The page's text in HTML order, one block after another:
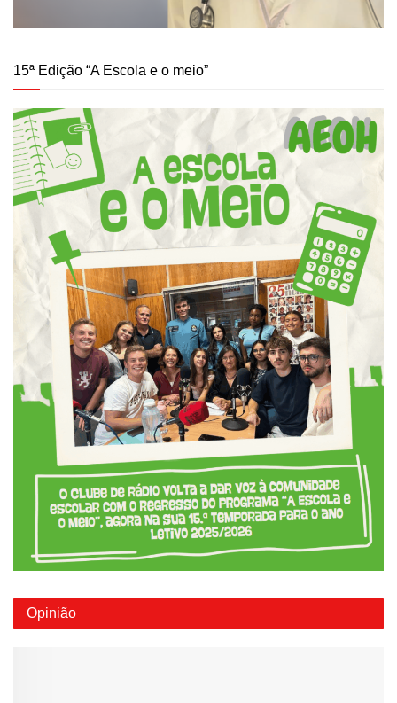
15ª Edição “A Escola e o meio”
Opinião